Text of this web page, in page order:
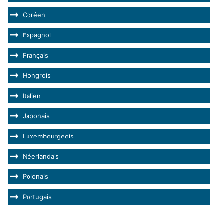
Coréen
Espagnol
Français
Hongrois
Italien
Japonais
Luxembourgeois
Néerlandais
Polonais
Portugais